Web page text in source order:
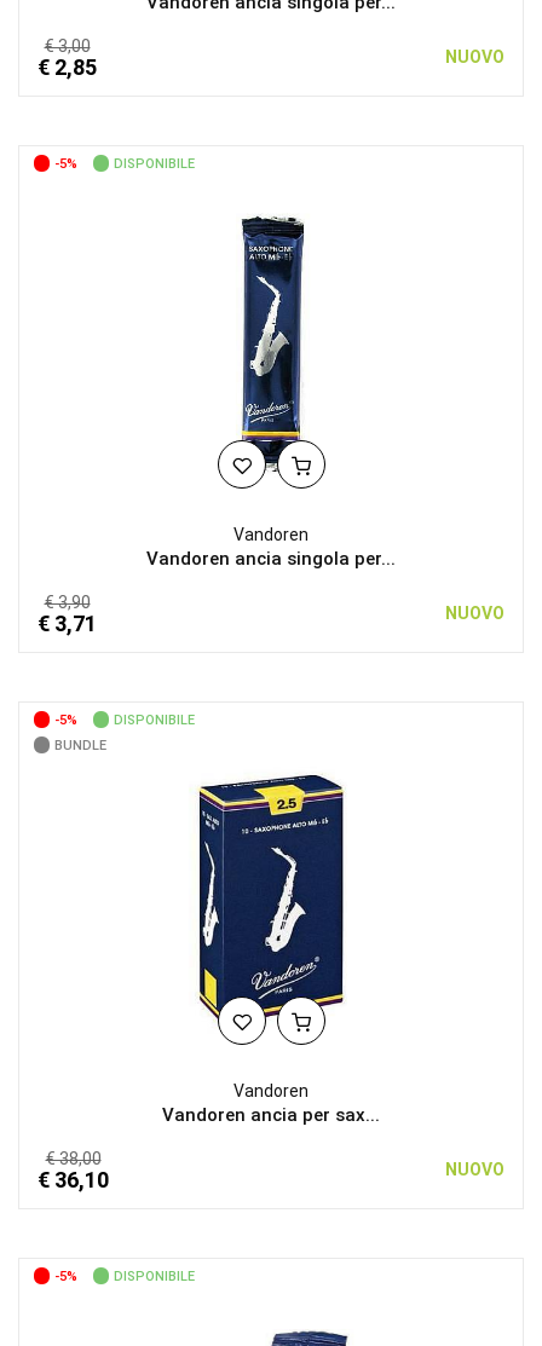
€ 3,00
€ 2,85 NUOVO
-5% DISPONIBILE
Vandoren
Vandoren ancia singola per...
€ 3,90
€ 3,71 NUOVO
-5%
DISPONIBILE
BUNDLE
Vandoren
Vandoren ancia per sax...
€ 38,00
€ 36,10 NUOVO
-5% DISPONIBILE